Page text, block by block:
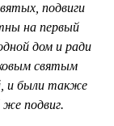
подвиги
на первый
дом и ради
святым
и были также
же подвиг.